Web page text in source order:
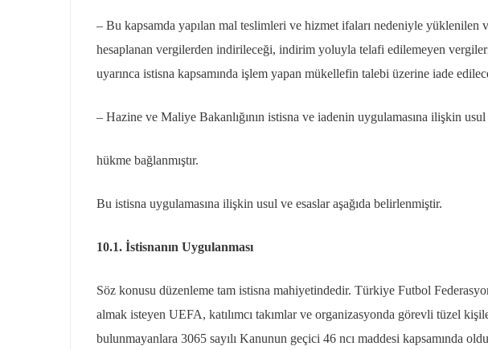
– Bu kapsamda yapılan mal teslimleri ve hizmet ifaları nedeniyle
hesaplanan vergilerden indirileceği, indirim yoluyla telafi edilemeyen
uyarınca istisna kapsamında işlem yapan mükellefin talebi üzerine iade
– Hazine ve Maliye Bakanlığının istisna ve iadenin uygulamasına ilişkin
hükme bağlanmıştır.
Bu istisna uygulamasına ilişkin usul ve esaslar aşağıda belirlenmiştir.
10.1. İstisnanın Uygulanması
Söz konusu düzenleme tam istisna mahiyetindedir. Türkiye Futbol
almak isteyen UEFA, katılımcı takımlar ve organizasyonda görevli tüzel
bulunmayanlara 3065 sayılı Kanunun geçici 46 ncı maddesi kapsamında